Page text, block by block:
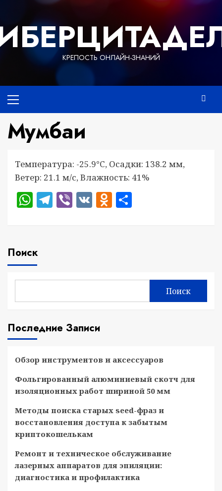
содержимому
КРЕПОСТЬ ОНЛАЙН-ЗНАНИЙ
меню
Мумбаи
Температура: -25.9°C, Осадки: 138.2 мм,
Ветер: 21.1 м/с, Влажность: 41%
WhatsApp
Telegram
Viber
VKOdnoklassniki
Поиск
Поиск
Последние Записи
Обзор инструментов и аксессуаров
Фольгированный алюминиевый скотч для
изоляционных работ шириной 50 мм
Методы поиска старых seed-фраз и
восстановления доступа к забытым
криптокошелькам
Ремонт и техническое обслуживание
лазерных аппаратов для эпиляции:
диагностика и профилактика